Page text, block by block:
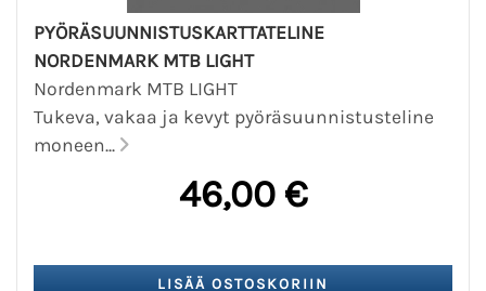
PYÖRÄSUUNNISTUSKARTTATELINE
NORDENMARK MTB LIGHT
Nordenmark MTB LIGHT
Tukeva, vakaa ja kevyt pyöräsuunnistusteline
moneen...
46,00 €